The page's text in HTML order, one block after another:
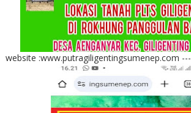
website :www.putragiligentingsumenep.com ---